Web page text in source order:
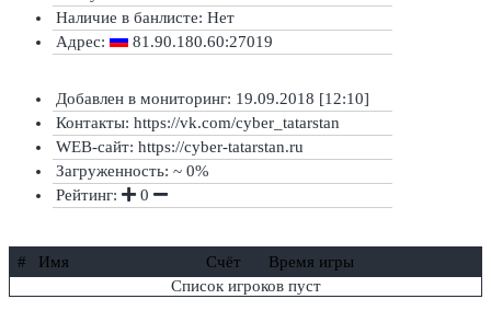
Наличие в банлисте: Нет
Адрес:
81.90.180.60:27019
Добавлен в мониторинг: 19.09.2018 [12:10]
Контакты: https://vk.com/cyber_tatarstan
WEB-сайт: https://cyber-tatarstan.ru
Загруженность: ~ 0%
Рейтинг:
0
# Имя Счёт
Время игры
Список игроков пуст